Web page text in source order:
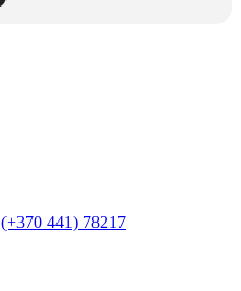
(+370 441) 78217